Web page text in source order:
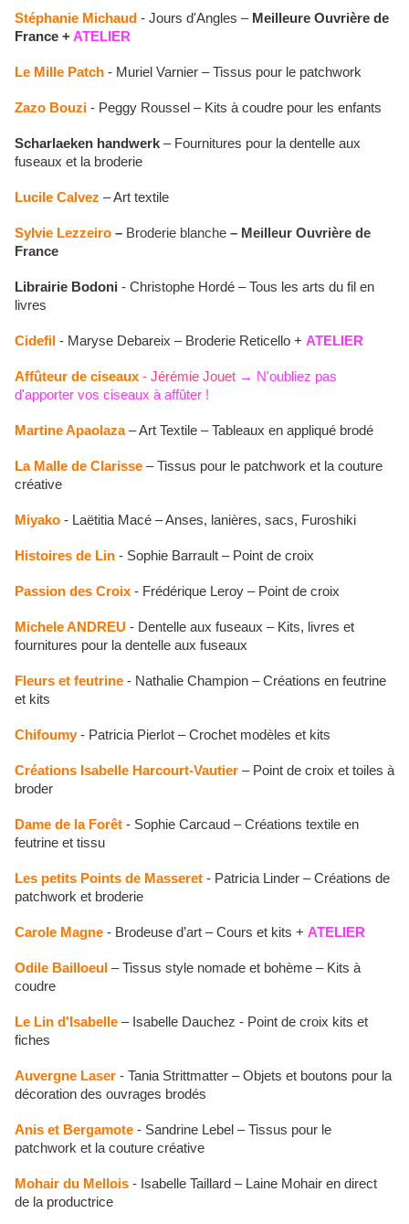
Stéphanie Michaud - Jours d'Angles – Meilleure Ouvrière de
France +ATELIER
Le Mille Patch - Muriel Varnier – Tissus pour le patchwork
Zazo Bouzi - Peggy Roussel – Kits à coudre pour les enfants
Scharlaeken handwerk – Fournitures pour la dentelle aux
fuseaux et la broderie
Lucile Calvez – Art textile
Sylvie Lezzeiro – Broderie blanche – Meilleur Ouvrière de
France
Librairie Bodoni - Christophe Hordé – Tous les arts du fil en
livres
Cidefil - Maryse Debareix – Broderie Reticello + ATELIER
Affûteur de ciseaux - Jérémie Jouet → N'oubliez pas
d'apporter vos ciseaux à affûter !
Martine Apaolaza – Art Textile – Tableaux en appliqué brodé
La Malle de Clarisse – Tissus pour le patchwork et la couture
créative
Miyako - Laëtitia Macé – Anses, lanières, sacs, Furoshiki
Histoires de Lin - Sophie Barrault – Point de croix
Passion des Croix - Frédérique Leroy – Point de croix
Michele ANDREU - Dentelle aux fuseaux – Kits, livres et
fournitures pour la dentelle aux fuseaux
Fleurs et feutrine - Nathalie Champion – Créations en feutrine
et kits
Chifoumy- Patricia Pierlot – Crochet modèles et kits
Créations Isabelle Harcourt-Vautier – Point de croix et toiles à
broder
Dame de la Forêt - Sophie Carcaud – Créations textile en
feutrine et tissu
Les petits Points de Masseret - Patricia Linder – Créations de
patchwork et broderie
Carole Magne - Brodeuse d’art – Cours et kits + ATELIER
Odile Bailloeul – Tissus style nomade et bohème – Kits à
coudre
Le Lin d'Isabelle – Isabelle Dauchez - Point de croix kits et
fiches
Auvergne Laser - Tania Strittmatter – Objets et boutons pour la
décoration des ouvrages brodés
Anis et Bergamote - Sandrine Lebel – Tissus pour le
patchwork et la couture créative
Mohair du Mellois - Isabelle Taillard – Laine Mohair en direct
de la productrice